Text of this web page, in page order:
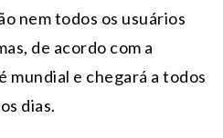
nem todos os usuários
de acordo com a
mundial e chegará a todos
dias.